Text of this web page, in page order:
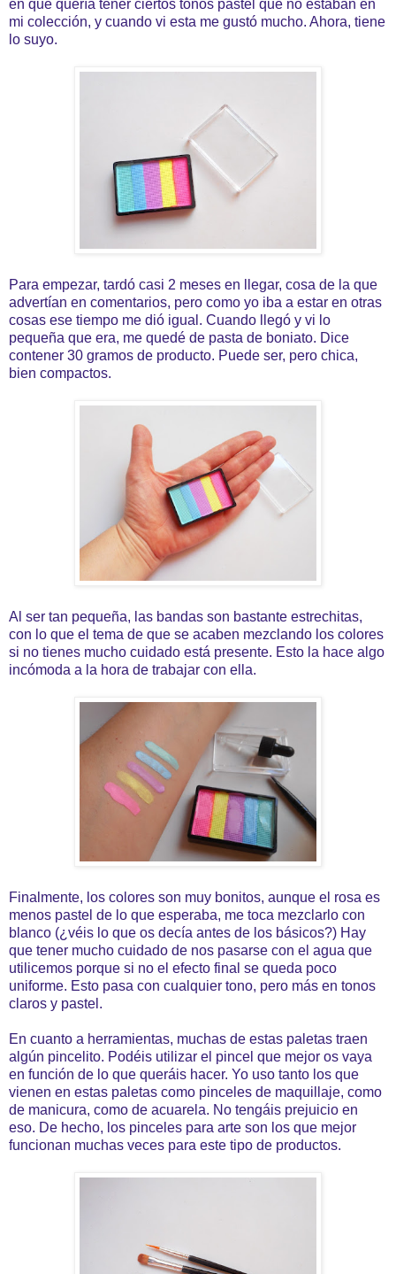
en que quería tener ciertos tonos pastel que no estaban en
mi colección, y cuando vi esta me gustó mucho. Ahora, tiene
lo suyo.
Para empezar, tardó casi 2 meses en llegar, cosa de la que
advertían en comentarios, pero como yo iba a estar en otras
cosas ese tiempo me dió igual. Cuando llegó y vi lo
pequeña que era, me quedé de pasta de boniato. Dice
contener 30 gramos de producto. Puede ser, pero chica,
bien compactos.
Al ser tan pequeña, las bandas son bastante estrechitas,
con lo que el tema de que se acaben mezclando los colores
si no tienes mucho cuidado está presente. Esto la hace algo
incómoda a la hora de trabajar con ella.
Finalmente, los colores son muy bonitos, aunque el rosa es
menos pastel de lo que esperaba, me toca mezclarlo con
blanco (¿véis lo que os decía antes de los básicos?) Hay
que tener mucho cuidado de nos pasarse con el agua que
utilicemos porque si no el efecto final se queda poco
uniforme. Esto pasa con cualquier tono, pero más en tonos
claros y pastel.
En cuanto a herramientas, muchas de estas paletas traen
algún pincelito. Podéis utilizar el pincel que mejor os vaya
en función de lo que queráis hacer. Yo uso tanto los que
vienen en estas paletas como pinceles de maquillaje, como
de manicura, como de acuarela. No tengáis prejuicio en
eso. De hecho, los pinceles para arte son los que mejor
funcionan muchas veces para este tipo de productos.